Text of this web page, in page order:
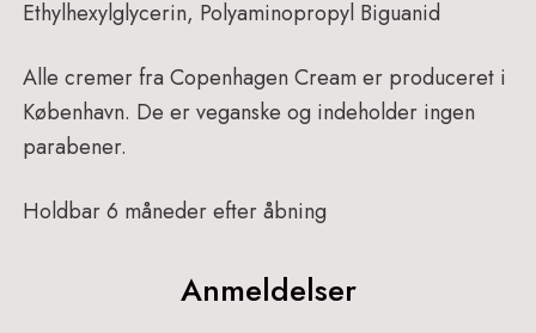
Ethylhexylglycerin, Polyaminopropyl Biguanid
Alle cremer fra Copenhagen Cream er produceret i
København. De er veganske og indeholder ingen
parabener.
Holdbar 6 måneder efter åbning
Anmeldelser